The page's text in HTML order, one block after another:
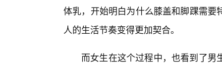
体乳，开始明白为什么膝盖和脚踝需
人的生活节奏变得更加契合。
而女生在这个过程中，也看到了